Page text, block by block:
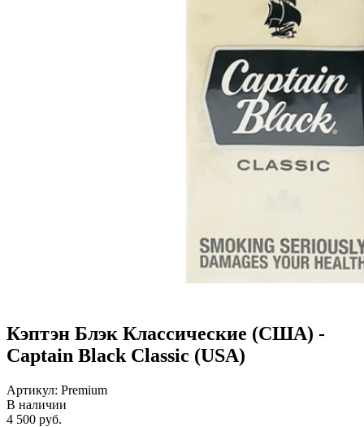
Кэптэн Блэк Классические (США) -
Captain Black Classic (USA)
Артикул: Premium
В наличии
4 500 руб.